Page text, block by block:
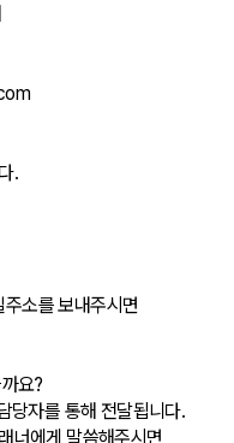
.
소를 보내주시면
요?
당자를 통해 전달됩니다.
너에게 말씀해주시면